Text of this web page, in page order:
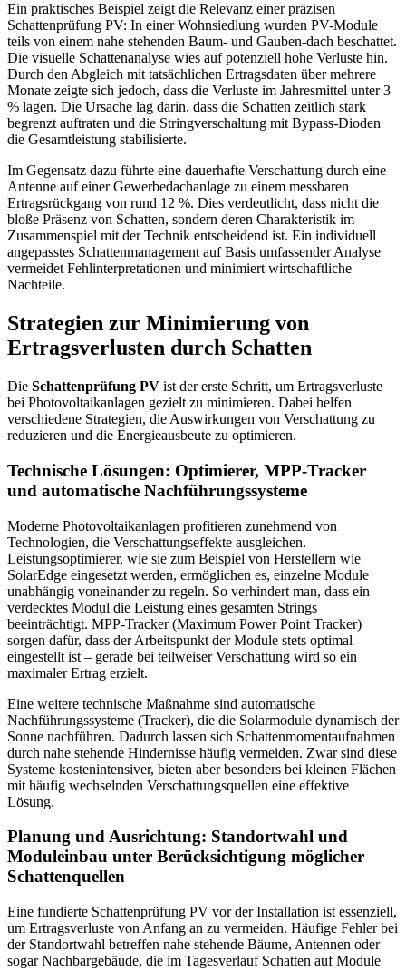
Ein praktisches Beispiel zeigt die Relevanz einer präzisen
Schattenprüfung PV: In einer Wohnsiedlung wurden PV-Module
teils von einem nahe stehenden Baum- und Gauben-dach beschattet.
Die visuelle Schattenanalyse wies auf potenziell hohe Verluste hin.
Durch den Abgleich mit tatsächlichen Ertragsdaten über mehrere
Monate zeigte sich jedoch, dass die Verluste im Jahresmittel unter 3
% lagen. Die Ursache lag darin, dass die Schatten zeitlich stark
begrenzt auftraten und die Stringverschaltung mit Bypass-Dioden
die Gesamtleistung stabilisierte.
Im Gegensatz dazu führte eine dauerhafte Verschattung durch eine
Antenne auf einer Gewerbedachanlage zu einem messbaren
Ertragsrückgang von rund 12 %. Dies verdeutlicht, dass nicht die
bloße Präsenz von Schatten, sondern deren Charakteristik im
Zusammenspiel mit der Technik entscheidend ist. Ein individuell
angepasstes Schattenmanagement auf Basis umfassender Analyse
vermeidet Fehlinterpretationen und minimiert wirtschaftliche
Nachteile.
Strategien zur Minimierung von
Ertragsverlusten durch Schatten
Die Schattenprüfung PV ist der erste Schritt, um Ertragsverluste
bei Photovoltaikanlagen gezielt zu minimieren. Dabei helfen
verschiedene Strategien, die Auswirkungen von Verschattung zu
reduzieren und die Energieausbeute zu optimieren.
Technische Lösungen: Optimierer, MPP-Tracker
und automatische Nachführungssysteme
Moderne Photovoltaikanlagen profitieren zunehmend von
Technologien, die Verschattungseffekte ausgleichen.
Leistungsoptimierer, wie sie zum Beispiel von Herstellern wie
SolarEdge eingesetzt werden, ermöglichen es, einzelne Module
unabhängig voneinander zu regeln. So verhindert man, dass ein
verdecktes Modul die Leistung eines gesamten Strings
beeinträchtigt. MPP-Tracker (Maximum Power Point Tracker)
sorgen dafür, dass der Arbeitspunkt der Module stets optimal
eingestellt ist – gerade bei teilweiser Verschattung wird so ein
maximaler Ertrag erzielt.
Eine weitere technische Maßnahme sind automatische
Nachführungssysteme (Tracker), die die Solarmodule dynamisch der
Sonne nachführen. Dadurch lassen sich Schattenmomentaufnahmen
durch nahe stehende Hindernisse häufig vermeiden. Zwar sind diese
Systeme kostenintensiver, bieten aber besonders bei kleinen Flächen
mit häufig wechselnden Verschattungsquellen eine effektive
Lösung.
Planung und Ausrichtung: Standortwahl und
Moduleinbau unter Berücksichtigung möglicher
Schattenquellen
Eine fundierte Schattenprüfung PV vor der Installation ist essenziell,
um Ertragsverluste von Anfang an zu vermeiden. Häufige Fehler bei
der Standortwahl betreffen nahe stehende Bäume, Antennen oder
sogar Nachbargebäude, die im Tagesverlauf Schatten auf Module